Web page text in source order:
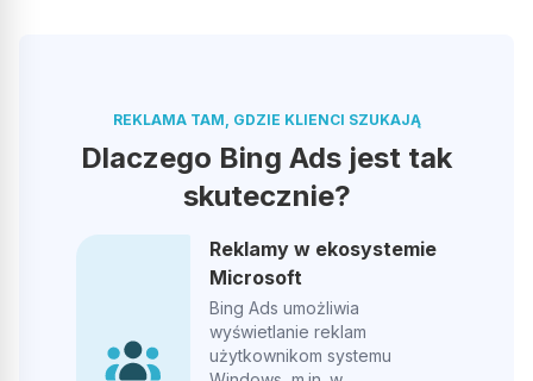
REKLAMA TAM, GDZIE KLIENCI SZUKAJĄ
Dlaczego Bing Ads jest tak
skutecznie?
Reklamy w ekosystemie
Microsoft
Bing Ads umożliwia
wyświetlanie reklam
użytkownikom systemu
Bardzo polecam, nasze wyniki na allegro znacząco się
Opublikowano w Google
Tomasz Regucki